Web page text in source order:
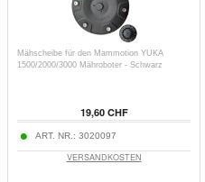
Mähscheibe für den Mammotion YUKA
1500/2000/3000 Mähroboter - Schwarz
19,60 CHF
ART. NR.: 3020097
VERSANDKOSTEN